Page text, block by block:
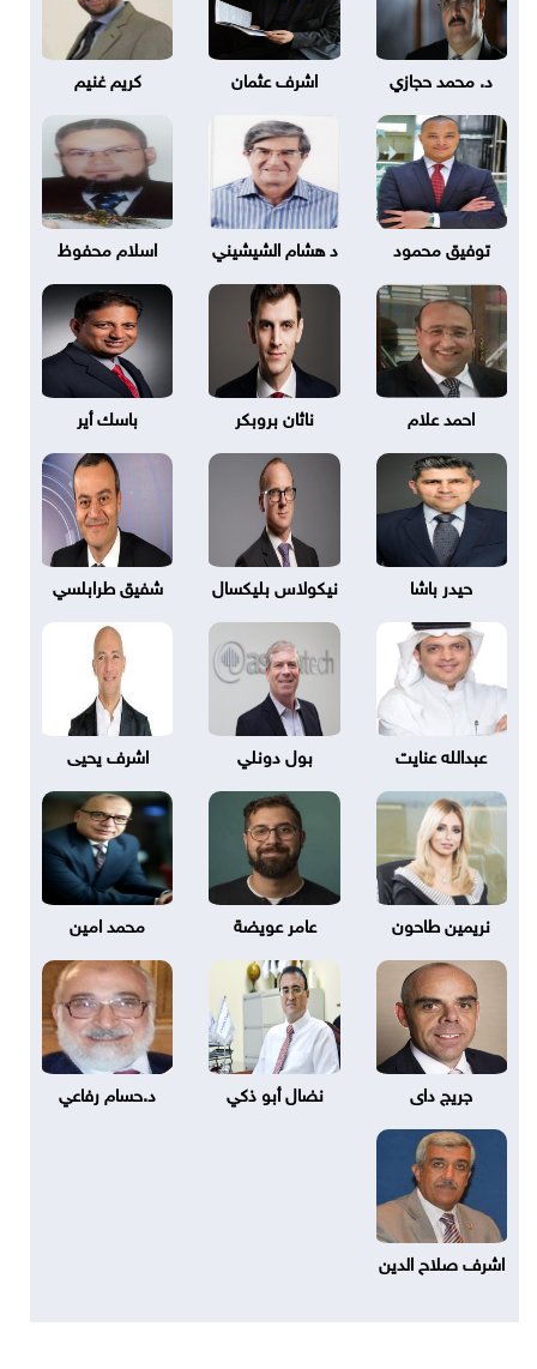
د. محمد حجازي اشرف عثمان كريم غنيم
توفيق محمود د هشام الشيشيني اسلام محفوظ
احمد علام ناثان بروبكر باسك أير
حيدر باشا نيكولاس بليكسال شفيق طرابلسي
عبدالله عنايت بول دونلي اشرف يحيى
نريمين طاحون عامر عويضة محمد امين
جريج داى نضال أبو ذكي د.حسام رفاعي
اشرف صلاح الدين